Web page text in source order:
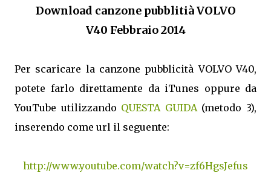
Download canzone pubblitià VOLVO
V40 Febbraio 2014
Per scaricare la canzone pubblicità VOLVO V40,
potete farlo direttamente da iTunes oppure da
YouTube utilizzando QUESTA GUIDA (metodo 3),
inserendo come url il seguente:
http://www.youtube.com/watch?v=zf6HgsJefus